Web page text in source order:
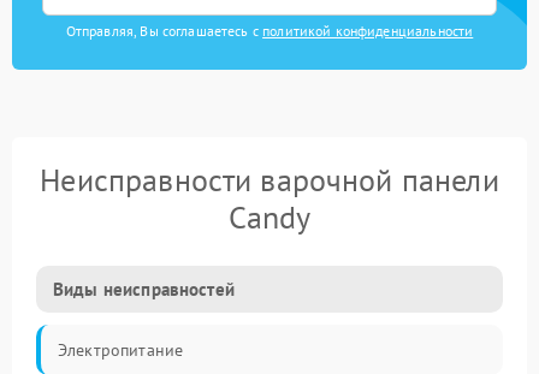
Отправляя, Вы соглашаетесь с политикой конфиденциальности
Неисправности варочной панели
Candy
Виды неисправностей
Электропитание